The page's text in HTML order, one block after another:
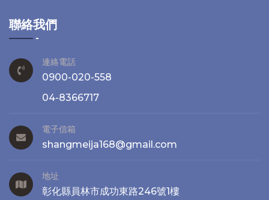
聯絡我們
連絡電話
0900-020-558
04-8366717
電子信箱
shangmeija168@gmail.com
地址
彰化縣員林市成功東路246號1樓